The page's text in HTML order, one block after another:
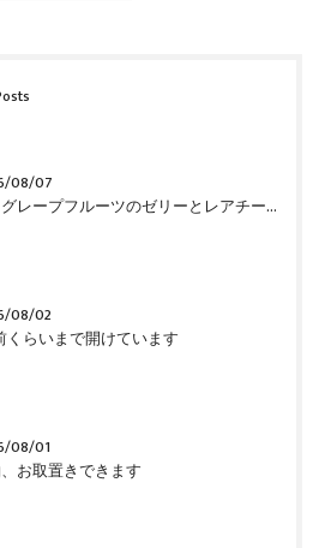
08/07
ピンクグレープフルーツのゼリーとレアチーズ
08/02
くらいまで開けています
08/01
お取置きできます